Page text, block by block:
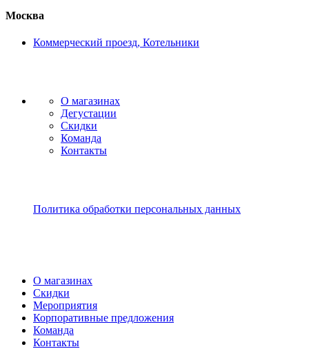
Москва
Коммерческий проезд, Котельники
О магазинах
Дегустации
Скидки
Команда
Контакты
Политика обработки персональных данных
О магазинах
Скидки
Мероприятия
Корпоративные предложения
Команда
Контакты